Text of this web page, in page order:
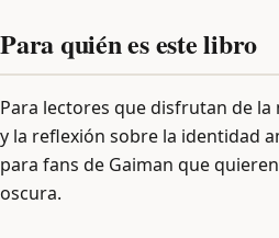
Para quién es este libro
Para lectores que disfrutan de
y la reflexión sobre la identidad
para fans de Gaiman que
oscura.